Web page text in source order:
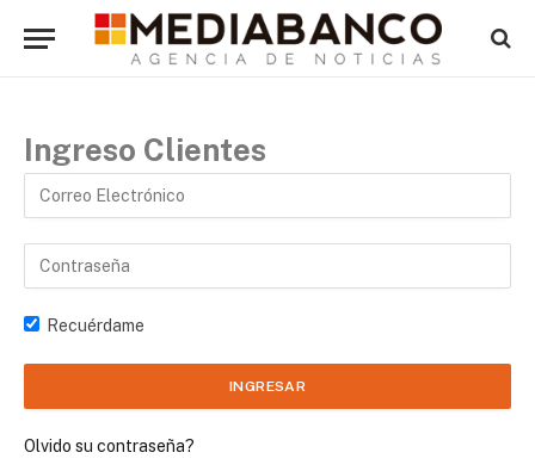
Ingreso Clientes
Recuérdame
Olvido su contraseña?